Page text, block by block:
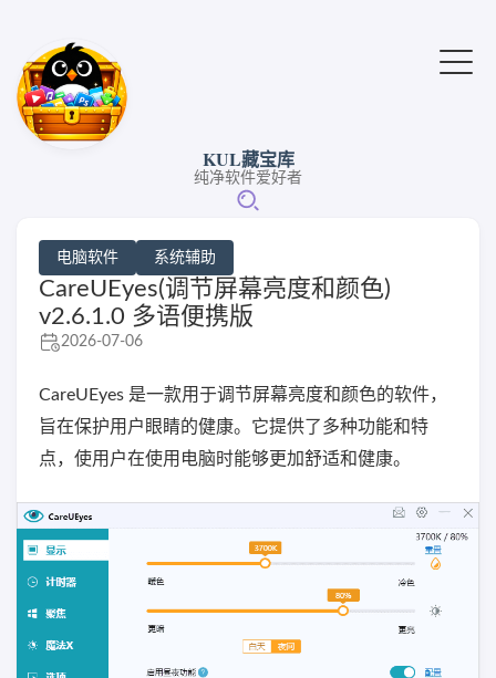
KUL藏宝库
纯净软件爱好者
电脑软件 系统辅助
CareUEyes(调节屏幕亮度和颜色)
v2.6.1.0 多语便携版
2026-07-06
CareUEyes 是一款用于调节屏幕亮度和颜色的软件，
旨在保护用户眼睛的健康。它提供了多种功能和特
点，使用户在使用电脑时能够更加舒适和健康。